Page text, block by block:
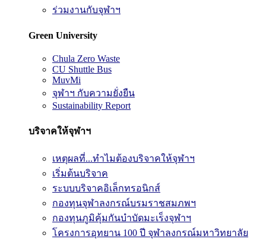
ร่วมงานกับจุฬาฯ
Green University
Chula Zero Waste
CU Shuttle Bus
MuvMi
จุฬาฯ กับความยั่งยืน
Sustainability Report
บริจาคให้จุฬาฯ
เหตุผลที่...ทำไมต้องบริจาคให้จุฬาฯ
เริ่มต้นบริจาค
ระบบบริจาคอิเล็กทรอนิกส์
กองทุนจุฬาลงกรณ์บรมราชสมภพฯ
กองทุนภูมิคุ้มกันบำบัดมะเร็งจุฬาฯ
โครงการอุทยาน 100 ปี จุฬาลงกรณ์มหาวิทยาลัย